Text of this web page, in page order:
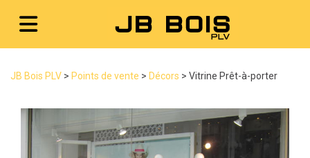
JB Bois PLV > Points de vente > Décors > Vitrine Prêt-à-porter